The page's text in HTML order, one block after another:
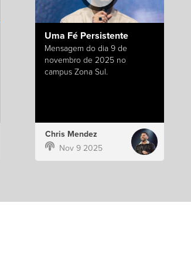
Uma Fé Persistente
Mensagem do dia 9 de
novembro de 2025 no
campus Zona Sul.
Chris Mendez
Nov 9 2025